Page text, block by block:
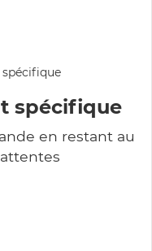
spécifique
en restant au